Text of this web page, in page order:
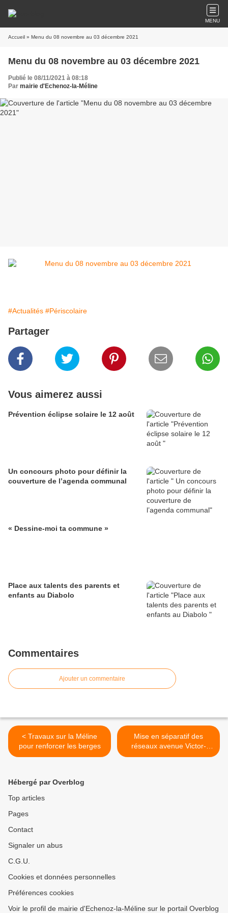
MENU
Accueil » Menu du 08 novembre au 03 décembre 2021
Menu du 08 novembre au 03 décembre 2021
Publié le 08/11/2021 à 08:18
Par mairie d'Echenoz-la-Méline
#Actualités #Périscolaire
Partager
Vous aimerez aussi
Prévention éclipse solaire le 12 août
Un concours photo pour définir la
couverture de l’agenda communal
« Dessine-moi ta commune »
Place aux talents des parents et
enfants au Diabolo
Commentaires
Ajouter un commentaire
< Travaux sur la Méline
pour renforcer les berges
Mise en séparatif des
réseaux avenue Victor-
Hugo >
Hébergé par Overblog
Top articles
Pages
Contact
Signaler un abus
C.G.U.
Cookies et données personnelles
Préférences cookies
Voir le profil de mairie d'Echenoz-la-Méline sur le portail Overblog